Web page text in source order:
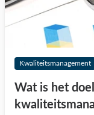
Kwaliteitsmanagement
Wat is het